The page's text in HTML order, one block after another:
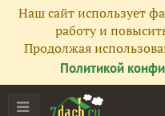
Наш сайт использует
работу и
Продолжая
Политикой